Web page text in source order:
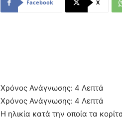
Facebook X
Χρόνος Ανάγνωσης: 4 Λεπτά
Χρόνος Ανάγνωσης: 4 Λεπτά
Η ηλικία κατά την οποία τα